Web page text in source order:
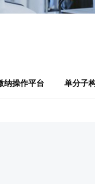
纳操作平台 单分子